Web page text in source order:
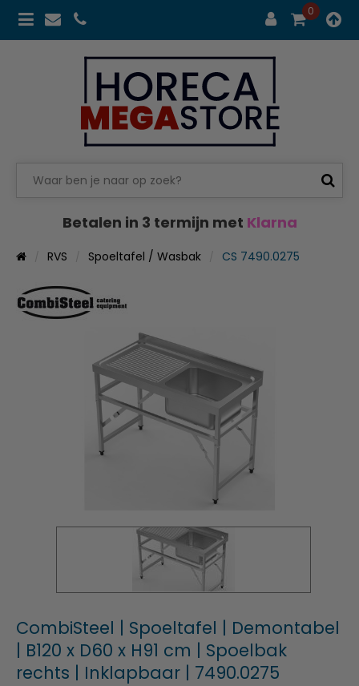
0
Betalen in 3 termijn met Klarna
RVS Spoeltafel / Wasbak CS 7490.0275
CombiSteel | Spoeltafel | Demontabel
| B120 x D60 x H91 cm | Spoelbak
rechts | Inklapbaar | 7490.0275